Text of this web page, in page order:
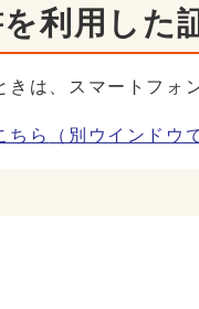
利用した
は、スマートフォ
ちら （別ウインドウ